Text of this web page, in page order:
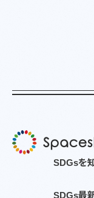
SDGsを
SDGs最